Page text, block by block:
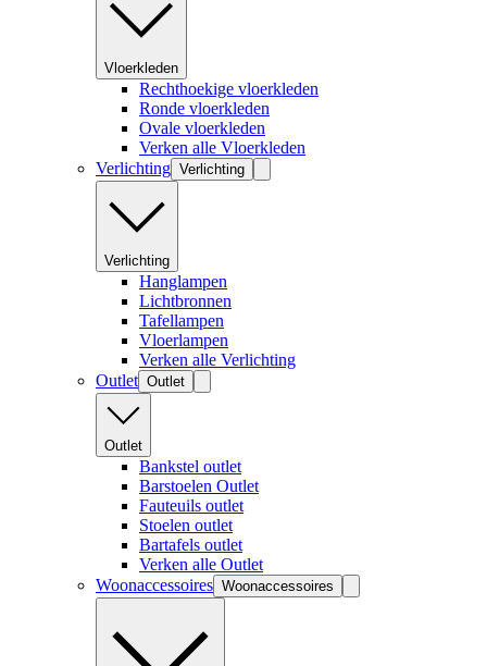
Vloerkleden
Rechthoekige vloerkleden
Ronde vloerkleden
Ovale vloerkleden
Verken alle Vloerkleden
Verlichting Verlichting
Verlichting
Hanglampen
Lichtbronnen
Tafellampen
Vloerlampen
Verken alle Verlichting
Outlet Outlet
Outlet
Bankstel outlet
Barstoelen Outlet
Fauteuils outlet
Stoelen outlet
Bartafels outlet
Verken alle Outlet
Woonaccessoires Woonaccessoires